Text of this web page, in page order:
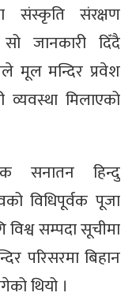
संस्कृति संरक्षण
जानकारी दिँदै
मूल मन्दिर प्रवेश
व्यवस्था मिलाएको
सनातन हिन्दु
विधिपूर्वक पूजा
सम्पदा सूचीमा
परिसरमा बिहान
थियो ।